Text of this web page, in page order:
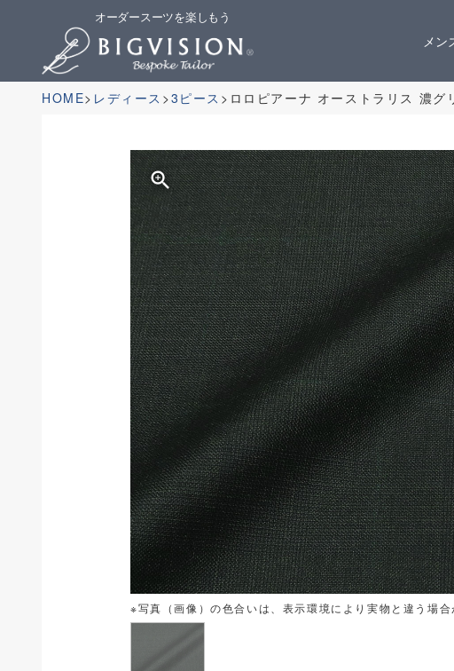
オーダースーツを楽しもう
メン
HOME レディース 3ピース ロロピアーナ オーストラリス 濃
zoom_in
※写真（画像）の色合いは、表示環境により実物と違う場合